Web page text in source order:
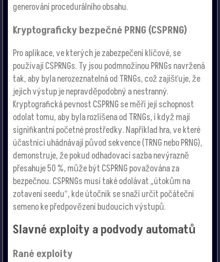
generování procedurálního obsahu.
Kryptograficky bezpečné PRNG (CSPRNG)
Pro aplikace, ve kterých je zabezpečení klíčové, se
používají CSPRNGs. Ty jsou podmnožinou PRNGs navržená
tak, aby byla nerozeznatelná od TRNGs, což zajišťuje, že
jejich výstup je nepravděpodobný a nestranný.
Kryptografická pevnost CSPRNG se měří její schopnost
odolat tomu, aby byla rozlišena od TRNGs, i když mají
signifikantní početné prostředky. Například hra, ve které
účastníci uhádnávají původ sekvence (TRNG nebo PRNG),
demonstruje, že pokud odhadovací sazba nevýrazně
přesahuje 50 %, může být CSPRNG považována za
bezpečnou. CSPRNGs musí také odolávat „útokům na
zotavení seedu“, kde útočník se snaží určit počáteční
semeno ke předpovězení budoucích výstupů.
Slavné exploity a podvody automatů
Rané exploity